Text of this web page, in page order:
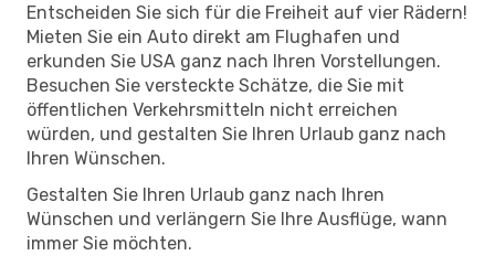
Entscheiden Sie sich für die Freiheit auf vier Rädern!
Mieten Sie ein Auto direkt am Flughafen und
erkunden Sie USA ganz nach Ihren Vorstellungen.
Besuchen Sie versteckte Schätze, die Sie mit
öffentlichen Verkehrsmitteln nicht erreichen
würden, und gestalten Sie Ihren Urlaub ganz nach
Ihren Wünschen.
Gestalten Sie Ihren Urlaub ganz nach Ihren
Wünschen und verlängern Sie Ihre Ausflüge, wann
immer Sie möchten.